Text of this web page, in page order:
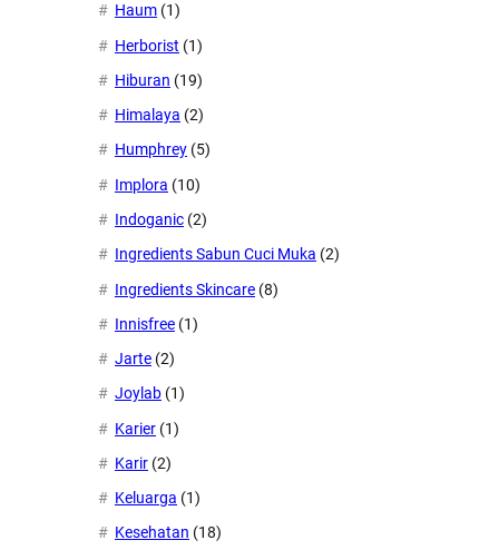
Haum (1)
Herborist (1)
Hiburan (19)
Himalaya (2)
Humphrey (5)
Implora (10)
Indoganic (2)
Ingredients Sabun Cuci Muka (2)
Ingredients Skincare (8)
Innisfree (1)
Jarte (2)
Joylab (1)
Karier (1)
Karir (2)
Keluarga (1)
Kesehatan (18)